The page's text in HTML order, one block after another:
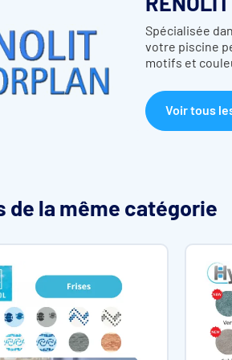
Spécialisée
votre piscine
motifs et
Voir tous
de la même catégorie